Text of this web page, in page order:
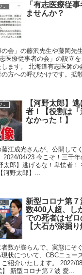
新型コロナウイルス・ワクチン
「有志医療従
ませんか？
の会」の藤沢先生や藤岡先
医療従事者の会」の設立
ます。 北海道有志医師の
方への呼びかけです。拡
新型コロナウイルス・ワクチン
【河野太郎】
者！【役割は
なかった！】
江成光さんが、公開して
2024/04/23 今こそ！三千
太郎】逃げるな！卑怯者！
河野太郎】...
新型コロナウイルス・ワクチン
新型コロナ第
数400人超、し
での死者はゼロ
【大石が深掘り
数が膨らんで、実態にそ
状について、CBCニュー
紹介いたします。 2022/
】 新型コロナ第７波 愛...